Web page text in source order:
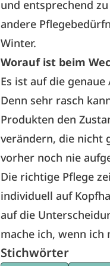
und entsprechend
andere
Winter.
Worauf ist beim
Es ist auf die
Denn sehr rasch
Produkten den
verändern, die nicht
vorher noch nie
Die richtige Pflege
individuell auf
auf die
mache ich, wenn ich
Stichwörter